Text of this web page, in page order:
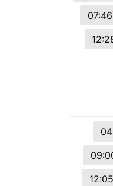
07:46
12:05